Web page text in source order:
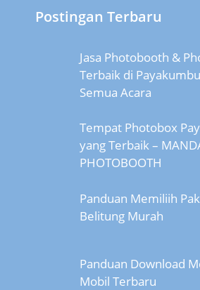
Postingan Terbaru
Jasa Photobooth &
Terbaik di
Semua Acara
Tempat Photobox
yang Terbaik –
PHOTOBOOTH
Panduan Memiliih
Belitung Murah
Panduan Download
Mobil Terbaru